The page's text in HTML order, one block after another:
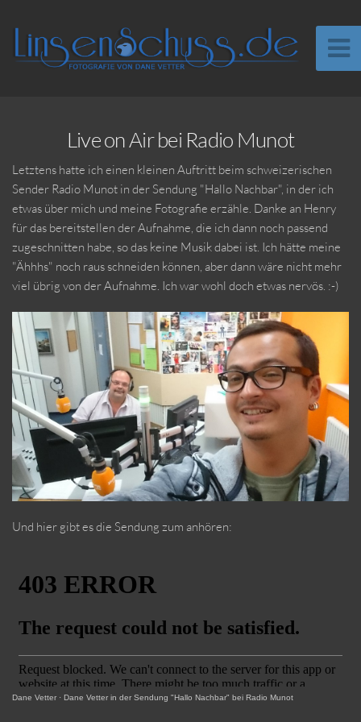
Live on Air bei Radio Munot
Letztens hatte ich einen kleinen Auftritt beim schweizerischen
Sender Radio Munot in der Sendung "Hallo Nachbar", in der ich
etwas über mich und meine Fotografie erzähle. Danke an Henry
für das bereitstellen der Aufnahme, die ich dann noch passend
zugeschnitten habe, so das keine Musik dabei ist. Ich hätte meine
"Ähhhs" noch raus schneiden können, aber dann wäre nicht mehr
viel übrig von der Aufnahme. Ich war wohl doch etwas nervös. :-)
Und hier gibt es die Sendung zum anhören:
Dane Vetter · Dane Vetter in der Sendung "Hallo Nachbar" bei Radio Munot